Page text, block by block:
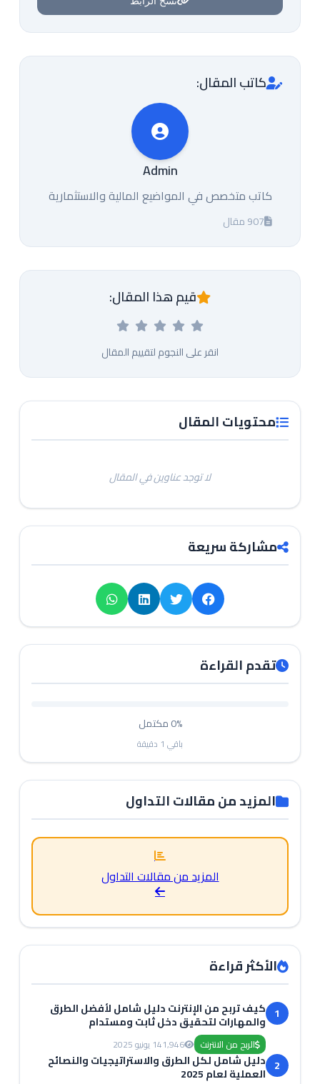
كاتب المقال:
Admin
كاتب متخصص في المواضيع المالية والاستثمارية
907 مقال
قيم هذا المقال:
انقر على النجوم لتقييم المقال
محتويات المقال
لا توجد عناوين في المقال
مشاركة سريعة
تقدم القراءة
0%مكتمل
باقي 1 دقيقة
المزيد من مقالات التداول
المزيد من مقالات التداول
الأكثر قراءة
1 كيف تربح من الإنترنت دليل شامل لأفضل الطرق
والمهارات لتحقيق دخل ثابت ومستدام
الربح من الانترنت 1,94614 يونيو 2025
2 دليل شامل لكل الطرق والاستراتيجيات والنصائح
العملية لعام 2025